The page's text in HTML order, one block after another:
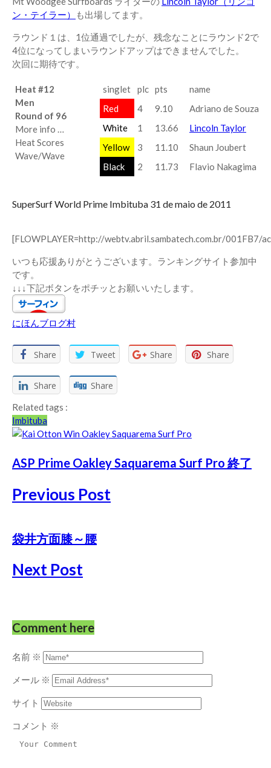
ン・テイラー）
も出場してます。
ラウンド１は、1位通過でしたが、残念なことにラウンド2で
4位になってしまいラウンドアップはできませんでした。
次回に期待です。
Heat #12
Men
Round of 96
More info …
Heat Scores
Wave/Wave
singlet plc pts
name
Red
4 9.10
Adriano de Souza
White
1 13.66
Lincoln Taylor
Yellow
3 11.10
Shaun Joubert
Black
2 11.73 Flavio Nakagima
SuperSurf World Prime Imbituba 31 de maio de 2011
[FLOWPLAYER=http://webtv.abril.sambatech.com.br/
いつも応援ありがとうございます。ランキングサイト参加中
です。
↓↓↓下記ボタンをポチッとお願いいたします。
にほんブログ村
Share Tweet Share Share
Share Share
Related tags :
Imbituba
ASP Prime Oakley Saquarema Surf Pro 終了
Previous Post
袋井方面膝～腰
Next Post
Comment here
名前 ※
メール ※
サイト
コメント ※